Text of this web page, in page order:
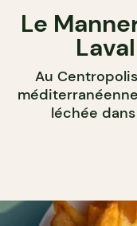
Le
Au
léchée